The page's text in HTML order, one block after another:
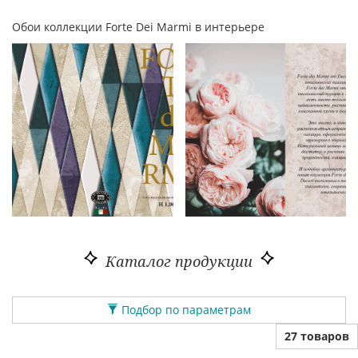
Обои коллекции Forte Dei Marmi в интерьере
Каталог продукции
Подбор по параметрам
27 товаров